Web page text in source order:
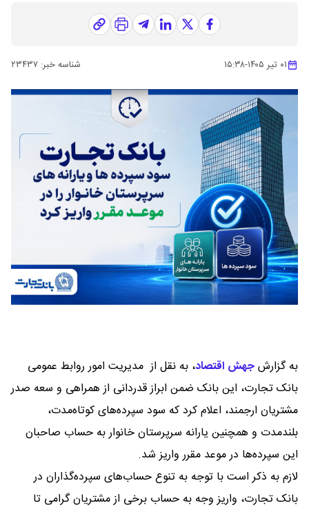
۰۱ تیر ۱۴۰۵ -۱۵:۳۸ شناسه خبر: ۲۳۴۳۷
به گزارشجهش اقتصاد، به نقل از مدیریت امور روابط عمومی
بانک تجارت، این بانک ضمن ابراز قدردانی از همراهی و سعه صدر
مشتریان ارجمند، اعلام کرد که سود سپرده‌های کوتاه‌مدت،
بلندمدت و همچنین یارانه سرپرستان خانوار به حساب صاحبان
این سپرده‌ها در موعد مقرر واریز شد.
لازم به ذکر است با توجه به تنوع حساب‌های سپرده‌گذاران در
بانک تجارت، واریز وجه به حساب برخی از مشتریان گرامی تا